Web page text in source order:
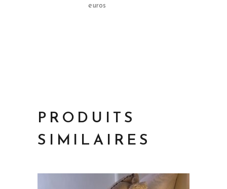
euros
PRODUITS
SIMILAIRES